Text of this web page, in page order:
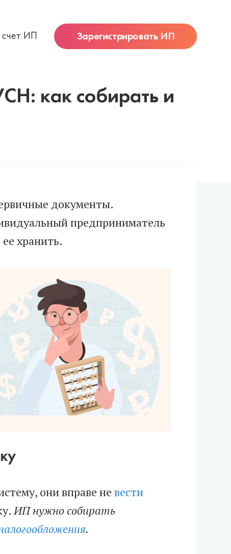
счет ИП Зарегистрировать ИП
как собирать и
документы.
предприниматель
хранить.
они вправе не вести
ИП нужно собирать
.